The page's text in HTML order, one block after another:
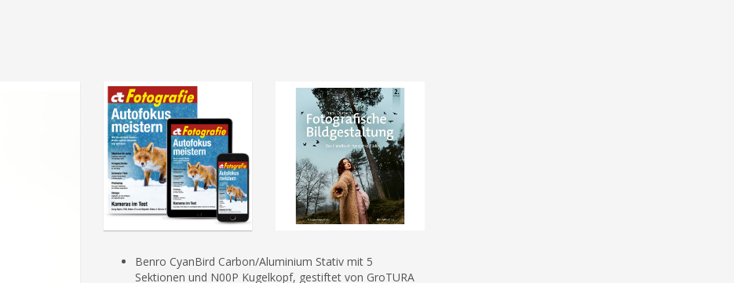
Benro CyanBird Carbon/Aluminium Stativ mit 5
Sektionen und N00P Kugelkopf, gestiftet von GroTURA